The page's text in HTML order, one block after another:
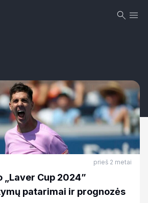
prieš 2 metai
Cup 2024”
patarimai ir prognozės